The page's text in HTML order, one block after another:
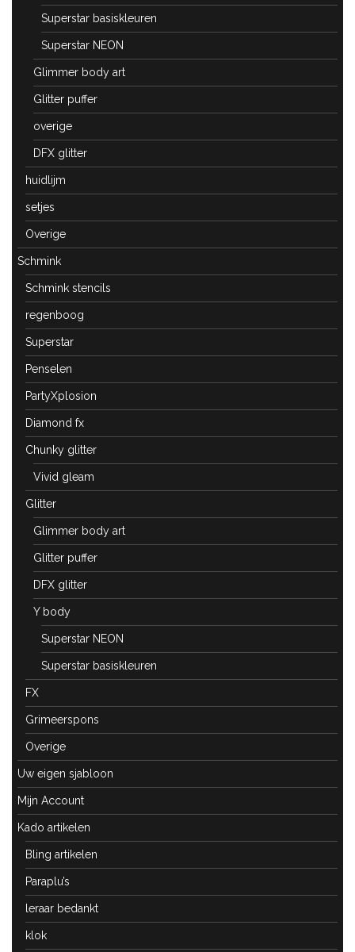
Superstar basiskleuren
Superstar NEON
Glimmer body art
Glitter puffer
overige
DFX glitter
huidlijm
setjes
Overige
Schmink
Schmink stencils
regenboog
Superstar
Penselen
PartyXplosion
Diamond fx
Chunky glitter
Vivid gleam
Glitter
Glimmer body art
Glitter puffer
DFX glitter
Y body
Superstar NEON
Superstar basiskleuren
FX
Grimeerspons
Overige
Uw eigen sjabloon
Mijn Account
Kado artikelen
Bling artikelen
Paraplu’s
leraar bedankt
klok